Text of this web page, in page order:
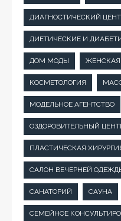
ДИАГНОСТИЧЕСКИЙ
ДИЕТИЧЕСКИЕ И
ДОМ МОДЫ ЖЕНСКАЯ
КОСМЕТОЛОГИЯ
МОДЕЛЬНОЕ АГЕНТСТВО
ОЗДОРОВИТЕЛЬНЫЙ
ПЛАСТИЧЕСКАЯ
САЛОН ВЕЧЕРНЕЙ
САНАТОРИЙ САУНА
СЕМЕЙНОЕ